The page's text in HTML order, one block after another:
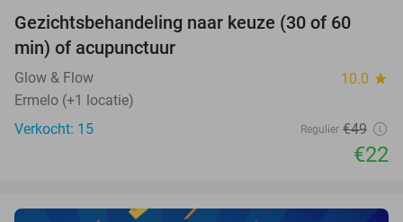
55%
TODAY
Gezichtsbehandeling naar keuze (30 of 60
min) of acupunctuur
Glow & Flow 10.0 star
Ermelo (+1 locatie)
Verkocht: 15
Regulier €49
€22